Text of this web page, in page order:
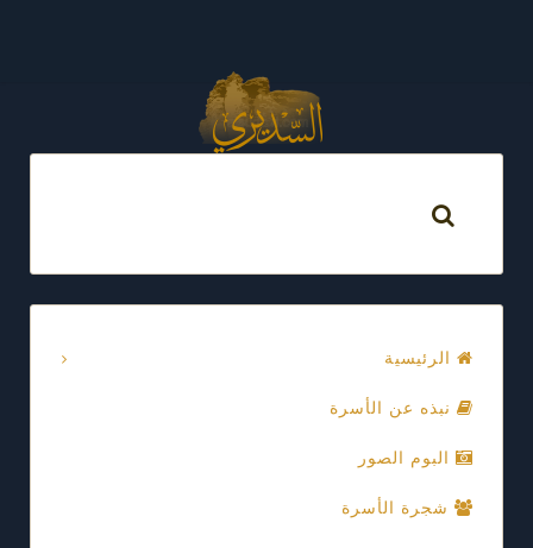
الرئيسية
نبذه عن الأسرة
البوم الصور
شجرة الأسرة